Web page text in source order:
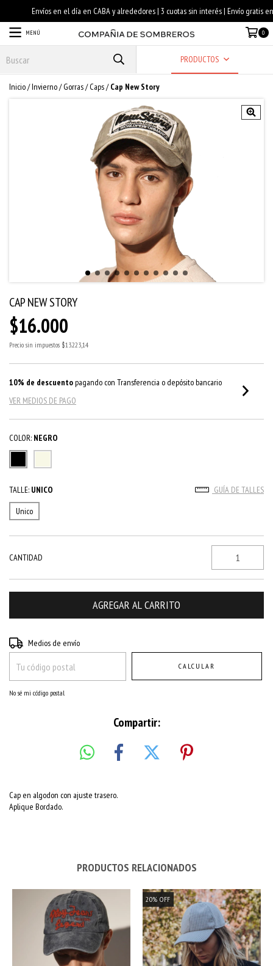
MENÚ 0
PRODUCTOS
Inicio/Invierno/ Gorras / Caps/ Cap New Story
CAP NEW STORY
$16.000
Precio sin impuestos $13.223,14
10% de descuentopagando con Transferencia o depósito bancario
VER MEDIOS DE PAGO
COLOR: NEGRO
TALLE: UNICO
GUÍA DE TALLES
Unico
CANTIDAD
Entregas para el CP:
Medios de envío
CALCULAR
No sé mi código postal
Compartir:
Cap en algodon con ajuste trasero.
Aplique Bordado.
PRODUCTOS RELACIONADOS
20% OFF